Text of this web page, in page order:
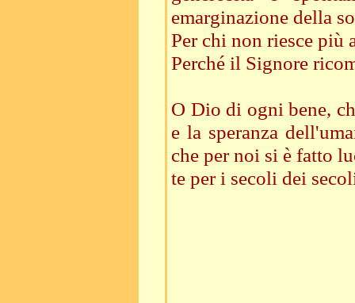
emarginazione della
Per chi non riesce più
Perché il Signore
O Dio di ogni bene,
e la speranza
che per noi si è fatto
te per i secoli dei